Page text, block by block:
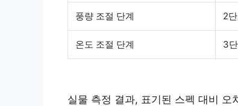
풍량 조절 단계 2
온도 조절 단계 3
실물 측정 결과, 표기된 스펙 대비